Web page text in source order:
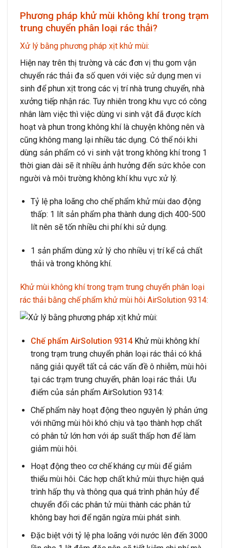
Phương pháp khử mùi không khí trong trạm
trung chuyển phân loại rác thải?
Xử lý bằng phương pháp xịt khử mùi:
Hiện nay trên thị trường và các đơn vị thu gom vận
chuyển rác thải đa số quen với việc sử dụng men vi
sinh để phun xịt trong các vị trí nhà trung chuyển, nhà
xưởng tiếp nhận rác. Tuy nhiên trong khu vực có công
nhân làm việc thì việc dùng vi sinh vật đã được kích
hoạt và phun trong không khí là chuyện không nên và
cũng không mang lại nhiều tác dụng. Có thể nói khi
dùng sản phẩm có vi sinh vật trong không khí trong 1
thời gian dài sẽ ít nhiều ảnh hưởng đến sức khỏe con
người và môi trường không khí khu vực xử lý.
Tỷ lệ pha loãng cho chế phẩm khử mùi dao động
thấp: 1 lít sản phẩm pha thành dung dịch 400-500
lít nên sẽ tốn nhiều chi phí khi sử dụng.
1 sản phẩm dùng xử lý cho nhiều vị trí kể cả chất
thải và trong không khí.
Khử mùi không khí trong trạm trung chuyển phân loại
rác thải bằng chế phẩm khử mùi hôi AirSolution 9314:
Chế phẩm AirSolution 9314Khử mùi không khí
trong trạm trung chuyển phân loại rác thải có khả
năng giải quyết tất cả các vấn đề ô nhiễm, mùi hôi
tại các trạm trung chuyển, phân loại rác thải. Ưu
điểm của sản phẩm AirSolution 9314:
Chế phẩm này hoạt động theo nguyên lý phản ứng
với những mùi hôi khó chịu và tạo thành hợp chất
có phân tử lớn hơn với áp suất thấp hơn để làm
giảm mùi hôi.
Hoạt động theo cơ chế kháng cự mùi để giảm
thiểu mùi hôi. Các hợp chất khử mùi thực hiện quá
trình hấp thụ và thông qua quá trình phân hủy để
chuyển đổi các phân tử mùi thành các phân tử
không bay hơi để ngăn ngừa mùi phát sinh.
Đặc biệt với tỷ lệ pha loãng với nước lên đến 3000